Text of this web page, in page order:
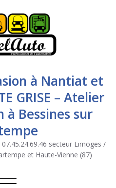
à Nantiat et
GRISE – Atelier
Bessines sur
secteur Limoges /
et Haute-Vienne (87)
Afficher/masquer la navigation